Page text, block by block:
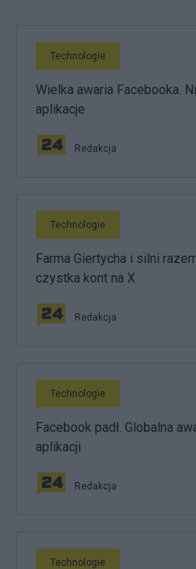
Technologie
Wielka awaria Facebooka.
aplikacje
Redakcja
Technologie
Farma Giertycha i silni
czystka kont na X
Redakcja
Technologie
Facebook padł. Globalna
aplikacji
Redakcja
Technologie